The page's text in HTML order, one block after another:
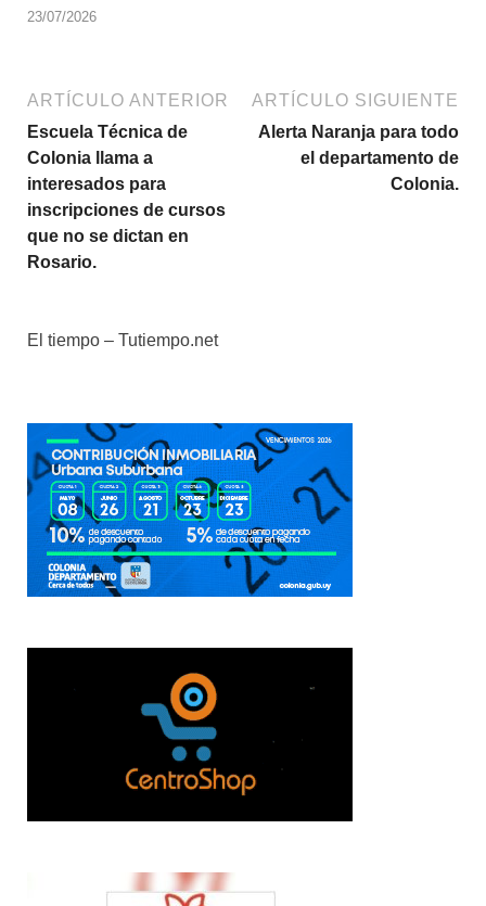
23/07/2026
ARTÍCULO ANTERIOR
Escuela Técnica de
Colonia llama a
interesados para
inscripciones de cursos
que no se dictan en
Rosario.
ARTÍCULO SIGUIENTE
Alerta Naranja para todo
el departamento de
Colonia.
El tiempo – Tutiempo.net